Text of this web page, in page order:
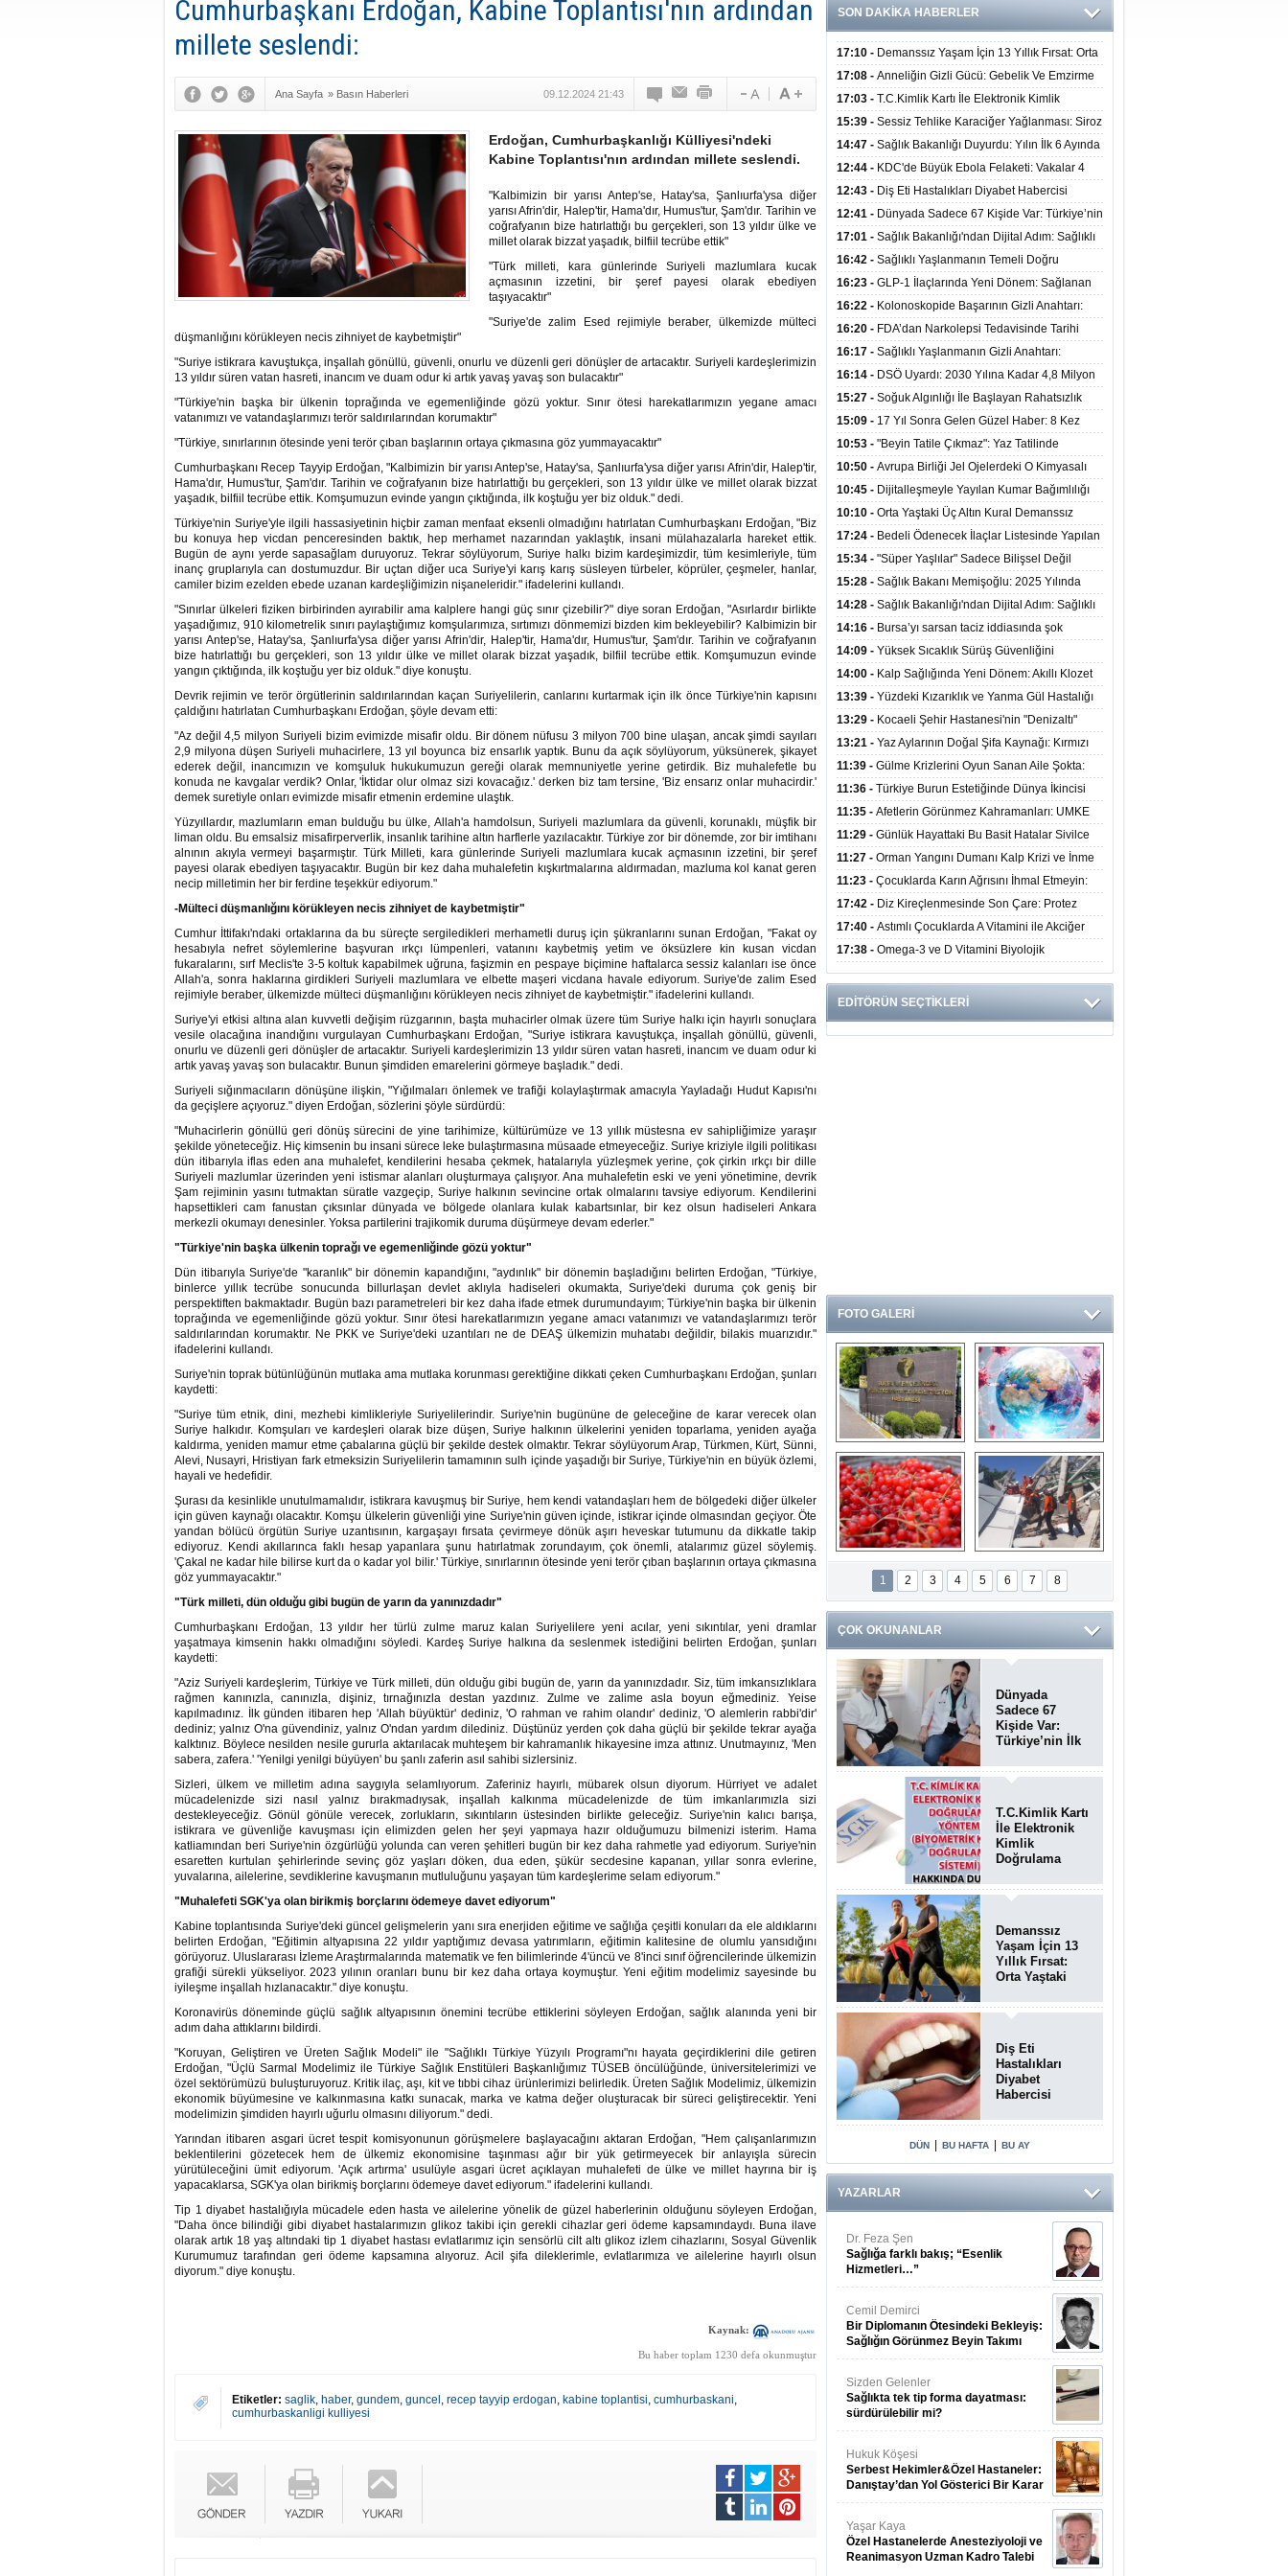
Cumhurbaşkanı Erdoğan, Kabine Toplantısı'nın ardından
millete seslendi:
Ana Sayfa » Basın Haberleri 09.12.2024 21:43
Erdoğan, Cumhurbaşkanlığı Külliyesi'ndeki
Kabine Toplantısı'nın ardından millete seslendi.
"Kalbimizin bir yarısı Antep'se, Hatay'sa, Şanlıurfa'ysa diğer
yarısı Afrin'dir, Halep'tir, Hama'dır, Humus'tur, Şam'dır. Tarihin ve
coğrafyanın bize hatırlattığı bu gerçekleri, son 13 yıldır ülke ve
millet olarak bizzat yaşadık, bilfiil tecrübe ettik"
"Türk milleti, kara günlerinde Suriyeli mazlumlara kucak
açmasının izzetini, bir şeref payesi olarak ebediyen
taşıyacaktır"
"Suriye'de zalim Esed rejimiyle beraber, ülkemizde mülteci
düşmanlığını körükleyen necis zihniyet de kaybetmiştir"
"Suriye istikrara kavuştukça, inşallah gönüllü, güvenli, onurlu ve düzenli geri dönüşler de artacaktır. Suriyeli kardeşlerimizin
13 yıldır süren vatan hasreti, inancım ve duam odur ki artık yavaş yavaş son bulacaktır"
"Türkiye'nin başka bir ülkenin toprağında ve egemenliğinde gözü yoktur. Sınır ötesi harekatlarımızın yegane amacı
vatanımızı ve vatandaşlarımızı terör saldırılarından korumaktır"
"Türkiye, sınırlarının ötesinde yeni terör çıban başlarının ortaya çıkmasına göz yummayacaktır"
Cumhurbaşkanı Recep Tayyip Erdoğan, "Kalbimizin bir yarısı Antep'se, Hatay'sa, Şanlıurfa'ysa diğer yarısı Afrin'dir, Halep'tir,
Hama'dır, Humus'tur, Şam'dır. Tarihin ve coğrafyanın bize hatırlattığı bu gerçekleri, son 13 yıldır ülke ve millet olarak bizzat
yaşadık, bilfiil tecrübe ettik. Komşumuzun evinde yangın çıktığında, ilk koştuğu yer biz olduk." dedi.
Türkiye'nin Suriye'yle ilgili hassasiyetinin hiçbir zaman menfaat eksenli olmadığını hatırlatan Cumhurbaşkanı Erdoğan, "Biz
bu konuya hep vicdan penceresinden baktık, hep merhamet nazarından yaklaştık, insani mülahazalarla hareket ettik.
Bugün de aynı yerde sapasağlam duruyoruz. Tekrar söylüyorum, Suriye halkı bizim kardeşimizdir, tüm kesimleriyle, tüm
inanç gruplarıyla can dostumuzdur. Bir uçtan diğer uca Suriye'yi karış karış süsleyen türbeler, köprüler, çeşmeler, hanlar,
camiler bizim ezelden ebede uzanan kardeşliğimizin nişaneleridir." ifadelerini kullandı.
"Sınırlar ülkeleri fiziken birbirinden ayırabilir ama kalplere hangi güç sınır çizebilir?" diye soran Erdoğan, "Asırlardır birlikte
yaşadığımız, 910 kilometrelik sınırı paylaştığımız komşularımıza, sırtımızı dönmemizi bizden kim bekleyebilir? Kalbimizin bir
yarısı Antep'se, Hatay'sa, Şanlıurfa'ysa diğer yarısı Afrin'dir, Halep'tir, Hama'dır, Humus'tur, Şam'dır. Tarihin ve coğrafyanın
bize hatırlattığı bu gerçekleri, son 13 yıldır ülke ve millet olarak bizzat yaşadık, bilfiil tecrübe ettik. Komşumuzun evinde
yangın çıktığında, ilk koştuğu yer biz olduk." diye konuştu.
Devrik rejimin ve terör örgütlerinin saldırılarından kaçan Suriyelilerin, canlarını kurtarmak için ilk önce Türkiye'nin kapısını
çaldığını hatırlatan Cumhurbaşkanı Erdoğan, şöyle devam etti:
"Az değil 4,5 milyon Suriyeli bizim evimizde misafir oldu. Bir dönem nüfusu 3 milyon 700 bine ulaşan, ancak şimdi sayıları
2,9 milyona düşen Suriyeli muhacirlere, 13 yıl boyunca biz ensarlık yaptık. Bunu da açık söylüyorum, yüksünerek, şikayet
ederek değil, inancımızın ve komşuluk hukukumuzun gereği olarak memnuniyetle yerine getirdik. Biz muhalefetle bu
konuda ne kavgalar verdik? Onlar, 'İktidar olur olmaz sizi kovacağız.' derken biz tam tersine, 'Biz ensarız onlar muhacirdir.'
demek suretiyle onları evimizde misafir etmenin erdemine ulaştık.
Yüzyıllardır, mazlumların eman bulduğu bu ülke, Allah'a hamdolsun, Suriyeli mazlumlara da güvenli, korunaklı, müşfik bir
liman oldu. Bu emsalsiz misafirperverlik, insanlık tarihine altın harflerle yazılacaktır. Türkiye zor bir dönemde, zor bir imtihanı
alnının akıyla vermeyi başarmıştır. Türk Milleti, kara günlerinde Suriyeli mazlumlara kucak açmasının izzetini, bir şeref
payesi olarak ebediyen taşıyacaktır. Bugün bir kez daha muhalefetin kışkırtmalarına aldırmadan, mazluma kol kanat geren
necip milletimin her bir ferdine teşekkür ediyorum."
-Mülteci düşmanlığını körükleyen necis zihniyet de kaybetmiştir"
Cumhur İttifakı'ndaki ortaklarına da bu süreçte sergiledikleri merhametli duruş için şükranlarını sunan Erdoğan, "Fakat oy
hesabıyla nefret söylemlerine başvuran ırkçı lümpenleri, vatanını kaybetmiş yetim ve öksüzlere kin kusan vicdan
fukaralarını, sırf Meclis'te 3-5 koltuk kapabilmek uğruna, faşizmin en pespaye biçimine haftalarca sessiz kalanları ise önce
Allah'a, sonra haklarına girdikleri Suriyeli mazlumlara ve elbette maşeri vicdana havale ediyorum. Suriye'de zalim Esed
rejimiyle beraber, ülkemizde mülteci düşmanlığını körükleyen necis zihniyet de kaybetmiştir." ifadelerini kullandı.
Suriye'yi etkisi altına alan kuvvetli değişim rüzgarının, başta muhacirler olmak üzere tüm Suriye halkı için hayırlı sonuçlara
vesile olacağına inandığını vurgulayan Cumhurbaşkanı Erdoğan, "Suriye istikrara kavuştukça, inşallah gönüllü, güvenli,
onurlu ve düzenli geri dönüşler de artacaktır. Suriyeli kardeşlerimizin 13 yıldır süren vatan hasreti, inancım ve duam odur ki
artık yavaş yavaş son bulacaktır. Bunun şimdiden emarelerini görmeye başladık." dedi.
Suriyeli sığınmacıların dönüşüne ilişkin, "Yığılmaları önlemek ve trafiği kolaylaştırmak amacıyla Yayladağı Hudut Kapısı'nı
da geçişlere açıyoruz." diyen Erdoğan, sözlerini şöyle sürdürdü:
"Muhacirlerin gönüllü geri dönüş sürecini de yine tarihimize, kültürümüze ve 13 yıllık müstesna ev sahipliğimize yaraşır
şekilde yöneteceğiz. Hiç kimsenin bu insani sürece leke bulaştırmasına müsaade etmeyeceğiz. Suriye kriziyle ilgili politikası
dün itibarıyla iflas eden ana muhalefet, kendilerini hesaba çekmek, hatalarıyla yüzleşmek yerine, çok çirkin ırkçı bir dille
Suriyeli mazlumlar üzerinden yeni istismar alanları oluşturmaya çalışıyor. Ana muhalefetin eski ve yeni yönetimine, devrik
Şam rejiminin yasını tutmaktan süratle vazgeçip, Suriye halkının sevincine ortak olmalarını tavsiye ediyorum. Kendilerini
hapsettikleri cam fanustan çıksınlar dünyada ve bölgede olanlara kulak kabartsınlar, bir kez olsun hadiseleri Ankara
merkezli okumayı denesinler. Yoksa partilerini trajikomik duruma düşürmeye devam ederler."
"Türkiye'nin başka ülkenin toprağı ve egemenliğinde gözü yoktur"
Dün itibarıyla Suriye'de "karanlık" bir dönemin kapandığını, "aydınlık" bir dönemin başladığını belirten Erdoğan, "Türkiye,
binlerce yıllık tecrübe sonucunda billurlaşan devlet aklıyla hadiseleri okumakta, Suriye'deki duruma çok geniş bir
perspektiften bakmaktadır. Bugün bazı parametreleri bir kez daha ifade etmek durumundayım; Türkiye'nin başka bir ülkenin
toprağında ve egemenliğinde gözü yoktur. Sınır ötesi harekatlarımızın yegane amacı vatanımızı ve vatandaşlarımızı terör
saldırılarından korumaktır. Ne PKK ve Suriye'deki uzantıları ne de DEAŞ ülkemizin muhatabı değildir, bilakis muarızıdır."
ifadelerini kullandı.
Suriye'nin toprak bütünlüğünün mutlaka ama mutlaka korunması gerektiğine dikkati çeken Cumhurbaşkanı Erdoğan, şunları
kaydetti:
"Suriye tüm etnik, dini, mezhebi kimlikleriyle Suriyelilerindir. Suriye'nin bugününe de geleceğine de karar verecek olan
Suriye halkıdır. Komşuları ve kardeşleri olarak bize düşen, Suriye halkının ülkelerini yeniden toparlama, yeniden ayağa
kaldırma, yeniden mamur etme çabalarına güçlü bir şekilde destek olmaktır. Tekrar söylüyorum Arap, Türkmen, Kürt, Sünni,
Alevi, Nusayri, Hristiyan fark etmeksizin Suriyelilerin tamamının sulh içinde yaşadığı bir Suriye, Türkiye'nin en büyük özlemi,
hayali ve hedefidir.
Şurası da kesinlikle unutulmamalıdır, istikrara kavuşmuş bir Suriye, hem kendi vatandaşları hem de bölgedeki diğer ülkeler
için güven kaynağı olacaktır. Komşu ülkelerin güvenliği yine Suriye'nin güven içinde, istikrar içinde olmasından geçiyor. Öte
yandan bölücü örgütün Suriye uzantısının, kargaşayı fırsata çevirmeye dönük aşırı heveskar tutumunu da dikkatle takip
ediyoruz. Kendi akıllarınca faklı hesap yapanlara şunu hatırlatmak zorundayım, çok önemli, atalarımız güzel söylemiş.
'Çakal ne kadar hile bilirse kurt da o kadar yol bilir.' Türkiye, sınırlarının ötesinde yeni terör çıban başlarının ortaya çıkmasına
göz yummayacaktır."
"Türk milleti, dün olduğu gibi bugün de yarın da yanınızdadır"
Cumhurbaşkanı Erdoğan, 13 yıldır her türlü zulme maruz kalan Suriyelilere yeni acılar, yeni sıkıntılar, yeni dramlar
yaşatmaya kimsenin hakkı olmadığını söyledi. Kardeş Suriye halkına da seslenmek istediğini belirten Erdoğan, şunları
kaydetti:
"Aziz Suriyeli kardeşlerim, Türkiye ve Türk milleti, dün olduğu gibi bugün de, yarın da yanınızdadır. Siz, tüm imkansızlıklara
rağmen kanınızla, canınızla, dişiniz, tırnağınızla destan yazdınız. Zulme ve zalime asla boyun eğmediniz. Yeise
kapılmadınız. İlk günden itibaren hep 'Allah büyüktür' dediniz, 'O rahman ve rahim olandır' dediniz, 'O alemlerin rabbi'dir'
dediniz; yalnız O'na güvendiniz, yalnız O'ndan yardım dilediniz. Düştünüz yerden çok daha güçlü bir şekilde tekrar ayağa
kalktınız. Böylece nesilden nesile gururla aktarılacak muhteşem bir kahramanlık hikayesine imza attınız. Unutmayınız, 'Men
sabera, zafera.' 'Yenilgi yenilgi büyüyen' bu şanlı zaferin asıl sahibi sizlersiniz.
Sizleri, ülkem ve milletim adına saygıyla selamlıyorum. Zaferiniz hayırlı, mübarek olsun diyorum. Hürriyet ve adalet
mücadelenizde sizi nasıl yalnız bırakmadıysak, inşallah kalkınma mücadelenizde de tüm imkanlarımızla sizi
destekleyeceğiz. Gönül gönüle verecek, zorlukların, sıkıntıların üstesinden birlikte geleceğiz. Suriye'nin kalıcı barışa,
istikrara ve güvenliğe kavuşması için elimizden gelen her şeyi yapmaya hazır olduğumuzu bilmenizi isterim. Hama
katliamından beri Suriye'nin özgürlüğü yolunda can veren şehitleri bugün bir kez daha rahmetle yad ediyorum. Suriye'nin
esaretten kurtulan şehirlerinde sevinç göz yaşları döken, dua eden, şükür secdesine kapanan, yıllar sonra evlerine,
yuvalarına, ailelerine, sevdiklerine kavuşmanın mutluluğunu yaşayan tüm kardeşlerime selam ediyorum."
"Muhalefeti SGK'ya olan birikmiş borçlarını ödemeye davet ediyorum"
Kabine toplantısında Suriye'deki güncel gelişmelerin yanı sıra enerjiden eğitime ve sağlığa çeşitli konuları da ele aldıklarını
belirten Erdoğan, "Eğitimin altyapısına 22 yıldır yaptığımız devasa yatırımların, eğitimin kalitesine de olumlu yansıdığını
görüyoruz. Uluslararası İzleme Araştırmalarında matematik ve fen bilimlerinde 4'üncü ve 8'inci sınıf öğrencilerinde ülkemizin
grafiği sürekli yükseliyor. 2023 yılının oranları bunu bir kez daha ortaya koymuştur. Yeni eğitim modelimiz sayesinde bu
iyileşme inşallah hızlanacaktır." diye konuştu.
Koronavirüs döneminde güçlü sağlık altyapısının önemini tecrübe ettiklerini söyleyen Erdoğan, sağlık alanında yeni bir
adım daha attıklarını bildirdi.
"Koruyan, Geliştiren ve Üreten Sağlık Modeli" ile "Sağlıklı Türkiye Yüzyılı Programı"nı hayata geçirdiklerini dile getiren
Erdoğan, "Üçlü Sarmal Modelimiz ile Türkiye Sağlık Enstitüleri Başkanlığımız TÜSEB öncülüğünde, üniversitelerimizi ve
özel sektörümüzü buluşturuyoruz. Kritik ilaç, aşı, kit ve tıbbi cihaz ürünlerimizi belirledik. Üreten Sağlık Modelimiz, ülkemizin
ekonomik büyümesine ve kalkınmasına katkı sunacak, marka ve katma değer oluşturacak bir süreci geliştirecektir. Yeni
modelimizin şimdiden hayırlı uğurlu olmasını diliyorum." dedi.
Yarından itibaren asgari ücret tespit komisyonunun görüşmelere başlayacağını aktaran Erdoğan, "Hem çalışanlarımızın
beklentilerini gözetecek hem de ülkemiz ekonomisine taşınması ağır bir yük getirmeyecek bir anlayışla sürecin
yürütüleceğini ümit ediyorum. 'Açık artırma' usulüyle asgari ücret açıklayan muhalefeti de ülke ve millet hayrına bir iş
yapacaklarsa, SGK'ya olan birikmiş borçlarını ödemeye davet ediyorum." ifadelerini kullandı.
Tip 1 diyabet hastalığıyla mücadele eden hasta ve ailelerine yönelik de güzel haberlerinin olduğunu söyleyen Erdoğan,
"Daha önce bilindiği gibi diyabet hastalarımızın glikoz takibi için gerekli cihazlar geri ödeme kapsamındaydı. Buna ilave
olarak artık 18 yaş altındaki tip 1 diyabet hastası evlatlarımız için sensörlü cilt altı glikoz izlem cihazlarını, Sosyal Güvenlik
Kurumumuz tarafından geri ödeme kapsamına alıyoruz. Acil şifa dileklerimle, evlatlarımıza ve ailelerine hayırlı olsun
diyorum." diye konuştu.
Kaynak:
Bu haber toplam 1230 defa okunmuştur
Etiketler: saglik, haber, gundem, guncel , recep tayyip erdogan, kabine toplantisi, cumhurbaskani,
cumhurbaskanligi kulliyesi
SON DAKİKA HABERLER
17:10 - Demanssız Yaşam İçin 13 Yıllık Fırsat: Orta
Yaştaki Yaşam Tarzı Beyin Sağlığını Belirliyor
17:08 - Anneliğin Gizli Gücü: Gebelik Ve Emzirme
Biyolojik Dayanıklılığı Artırabilir Mi?
17:03 - T.C.Kimlik Kartı İle Elektronik Kimlik
Doğrulama Yöntemi (Biyometrik Kimlik Doğrulama
Sistemi) 07.08.2026
15:39 - Sessiz Tehlike Karaciğer Yağlanması: Siroz
Ve Kalp Krizine Davetiye Çıkarıyor!
14:47 - Sağlık Bakanlığı Duyurdu: Yılın İlk 6 Ayında
10 Binden Fazla Hasta Hiperbarik Oksijen Tedavisi
Aldı
12:44 - KDC'de Büyük Ebola Felaketi: Vakalar 4
Bini Aştı, Virüste Mutasyon Şüphesi!
12:43 - Diş Eti Hastalıkları Diyabet Habercisi
Olabilir: Ağız Sağlığı Ve Şeker Arasındaki Çift Yönlü
Bağ Kanıtlandı
12:41 - Dünyada Sadece 67 Kişide Var: Türkiye’nin
İlk Bundgaard Sendromu Vakası Diyarbakır’da
Teşhis Edildi
17:01 - Sağlık Bakanlığı'ndan Dijital Adım: Sağlıklı
Hayat Merkezlerinde Uzaktan Danışmanlık Dönemi
Başladı
16:42 - Sağlıklı Yaşlanmanın Temeli Doğru
Beslenmeden Geçiyor: İleri Yaşta Hangi Besin
Öğelerine İhtiyaç Duyuluyor?
16:23 - GLP-1 İlaçlarında Yeni Dönem: Sağlanan
Faydalar Yalnızca Kilo Kaybıyla Sınırlı Değil
16:22 - Kolonoskopide Başarının Gizli Anahtarı:
Yetersiz Bağırsak Temizliği Poliplerin Gözden
Kaçmasına Neden Oluyor
16:20 - FDA’dan Narkolepsi Tedavisinde Tarihi
Onay: Oreksin Sistemini Hedefleyen İlk İlaç
Kullanıma Sunuldu
16:17 - Sağlıklı Yaşlanmanın Gizli Anahtarı:
Düzenli Kuvvet Antrenmanı Kas Ve Kemik Sağlığını
Koruyor
16:14 - DSÖ Uyardı: 2030 Yılına Kadar 4,8 Milyon
Hemşire ve Ebe Açığı Oluşabilir
15:27 - Soğuk Algınlığı İle Başlayan Rahatsızlık
Karaciğer Yetmezliği Çıktı: 17 Yıl Sonra Nakille
Hayata Tutundu
15:09 - 17 Yıl Sonra Gelen Güzel Haber: 8 Kez
Reddedilen Hastaya 9'uncu Çağrıda Nakil Yapıldı
10:53 - "Beyin Tatile Çıkmaz": Yaz Tatilinde
Öğrenilenlerin Yüzde 39'u Unutulabiliyor
10:50 - Avrupa Birliği Jel Ojelerdeki O Kimyasalı
Yasakladı: Kısırlık ve Alerji Riski Uyarısı
10:45 - Dijitalleşmeyle Yayılan Kumar Bağımlılığı
Beyni ve Aileyi Yıkıma Uğratıyor
10:10 - Orta Yaştaki Üç Altın Kural Demanssız
Yaşamı 13 Yıl Uzatabiliyor
17:24 - Bedeli Ödenecek İlaçlar Listesinde Yapılan
Düzenlemeler Hakkında Duyuru 2026/30
15:34 - "Süper Yaşlılar" Sadece Bilişsel Değil
Fiziksel Olarak da Daha Sağlıklı Yaşıyor
15:28 - Sağlık Bakanı Memişoğlu: 2025 Yılında
300 Bini Aşkın Kişiye Emzirme Eğitimi Verildi
14:28 - Sağlık Bakanlığı'ndan Dijital Adım: Sağlıklı
Hayat Merkezlerinde Uzaktan Sağlık Hizmeti
Başladı
14:16 - Bursa’yı sarsan taciz iddiasında şok
gelişme!
14:09 - Yüksek Sıcaklık Sürüş Güvenliğini
Düşürüyor: 40 Derecede Güvenli Sürüş Süresi 53
Dakikaya İniyor
14:00 - Kalp Sağlığında Yeni Dönem: Akıllı Klozet
Kapağı 30 Saniyede Ritim Bozukluğunu Tespit
Ediyor
13:39 - Yüzdeki Kızarıklık ve Yanma Gül Hastalığı
(Rozasea) Belirtisi Olabilir
13:29 - Kocaeli Şehir Hastanesi'nin "Denizaltı"
Görünümlü Ünitesi Hastalara Umut Oluyor
13:21 - Yaz Aylarının Doğal Şifa Kaynağı: Kırmızı
Meyveler Bağışıklığı ve Kalbi Koruyor
11:39 - Gülme Krizlerini Oyun Sanan Aile Şokta:
3,5 Yaşındaki Çocuk 8 Kez Felç Geçirdi
11:36 - Türkiye Burun Estetiğinde Dünya İkincisi
Oldu
11:35 - Afetlerin Görünmez Kahramanları: UMKE
Dev Kadrosuyla Görev Başında
11:29 - Günlük Hayattaki Bu Basit Hatalar Sivilce
Oluşumunu Tetikliyor
11:27 - Orman Yangını Dumanı Kalp Krizi ve İnme
Riskini Artırıyor
11:23 - Çocuklarda Karın Ağrısını İhmal Etmeyin:
Apandisit Habercisi Olabilir
17:42 - Diz Kireçlenmesinde Son Çare: Protez
Ameliyatı İle Yaşam Kalitesi Artıyor
17:40 - Astımlı Çocuklarda A Vitamini ile Akciğer
Hacmi Arasında Bağlantı Bulundu
17:38 - Omega-3 ve D Vitamini Biyolojik
Yaşlanmayı Yavaşlatabilir
EDİTÖRÜN SEÇTİKLERİ
FOTO GALERİ
Ve burası da bir
devlet hastanesi
14 soruda
Koronavirüs
hakkında kendinizi
test edin...
Gilaburu meyvesi
kanserden koruyor
Endonezya’daki
deprem: Ölü sayısı
bin 203'e yükseldi
1 2 3 4 5 6 7 8
ÇOK OKUNANLAR
Dünyada
Sadece 67
Kişide Var:
Türkiye’nin İlk
Sendromu
Vakası
Teşhis Edildi
T.C.Kimlik Kartı
İle Elektronik
Kimlik
Doğrulama
(Biyometrik
Kimlik
Sistemi)
07.08.2026
Demanssız
Yaşam İçin 13
Yıllık Fırsat:
Orta Yaştaki
Beyin Sağlığını
Belirliyor
Diş Eti
Hastalıkları
Diyabet
Habercisi
Sağlığı Ve
Şeker
Yönlü Bağ
DÜN BU HAFTA BU AY
YAZARLAR
Dr. Feza Şen
Sağlığa farklı bakış; “Esenlik
Hizmetleri…”
Cemil Demirci
Bir Diplomanın Ötesindeki Bekleyiş:
Sağlığın Görünmez Beyin Takımı
Sizden Gelenler
Sağlıkta tek tip forma dayatması:
sürdürülebilir mi?
Hukuk Köşesi
Serbest Hekimler&Özel Hastaneler:
Danıştay’dan Yol Gösterici Bir Karar
Yaşar Kaya
Özel Hastanelerde Anesteziyoloji ve
Reanimasyon Uzman Kadro Talebi